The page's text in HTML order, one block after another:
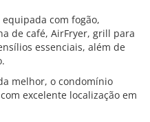
com fogão,
de café, AirFryer, grill para
essenciais, além de
melhor, o condomínio
excelente localização em